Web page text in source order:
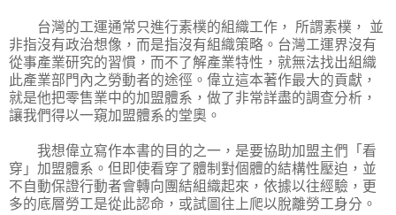
台灣的工運通常只進行素樸的組織工作， 所謂素樸， 並
非指沒有政治想像，而是指沒有組織策略。台灣工運界沒有
從事產業研究的習慣，而不了解產業特性，就無法找出組織
此產業部門內之勞動者的途徑。偉立這本著作最大的貢獻，
就是他把零售業中的加盟體系，做了非常詳盡的調查分析，
讓我們得以一窺加盟體系的堂奧。
我想偉立寫作本書的目的之一，是要協助加盟主們「看
穿」加盟體系。但即使看穿了體制對個體的結構性壓迫，並
不自動保證行動者會轉向團結組織起來，依據以往經驗，更
多的底層勞工是從此認命，或試圖往上爬以脫離勞工身分。